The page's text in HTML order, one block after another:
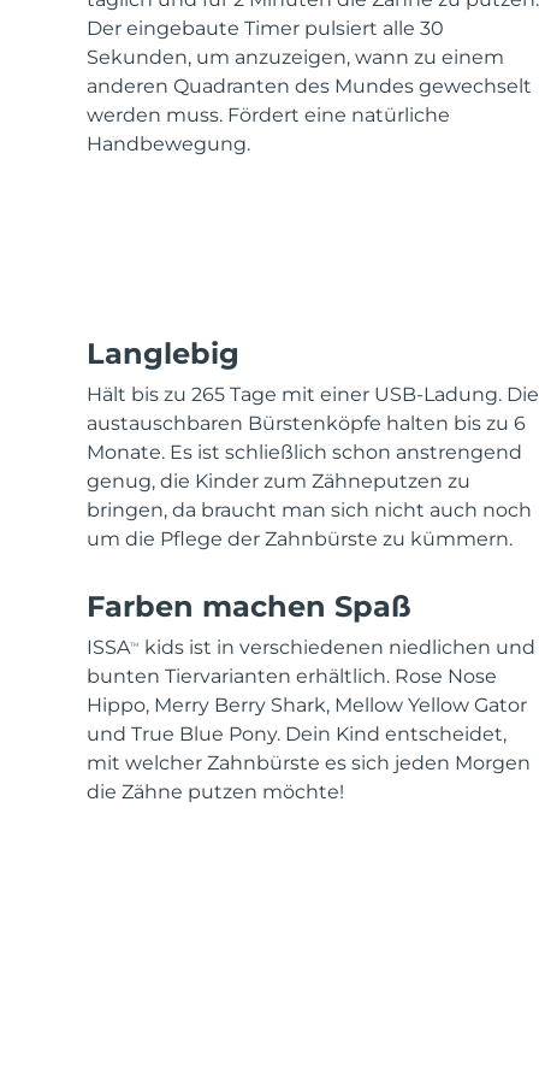
Der eingebaute Timer pulsiert alle 30
Sekunden, um anzuzeigen, wann zu einem
anderen Quadranten des Mundes gewechselt
werden muss. Fördert eine natürliche
Handbewegung.
Langlebig
Hält bis zu 265 Tage mit einer USB-Ladung. Die
austauschbaren Bürstenköpfe halten bis zu 6
Monate. Es ist schließlich schon anstrengend
genug, die Kinder zum Zähneputzen zu
bringen, da braucht man sich nicht auch noch
um die Pflege der Zahnbürste zu kümmern.
Farben machen Spaß
ISSATM
kids ist in verschiedenen niedlichen und
bunten Tiervarianten erhältlich. Rose Nose
Hippo, Merry Berry Shark, Mellow Yellow Gator
und True Blue Pony. Dein Kind entscheidet,
mit welcher Zahnbürste es sich jeden Morgen
die Zähne putzen möchte!
All acne treatment devices
All revitalizing eye massagers
KIWI™ skincare
Advanced pore care essentials
Serum
For healthy hair
issa™ Teeth Whitening Gel
18% PAP
Kosmetik Männer
FOREO APP
ÜBER